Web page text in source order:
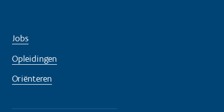
Jobs
Opleidingen
Oriënteren